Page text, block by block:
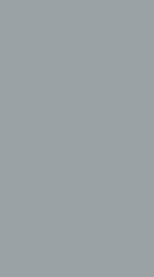
/ LocalStorage
teilweise so
und
dazu, unser Angebot
und sicherer zu
SessionStorage ist
ihr Browser Daten
mobilen Gerät
Textdateien, welche
auf einem
und gespeichert
von Cookies,
durch
in Ihrem Browser